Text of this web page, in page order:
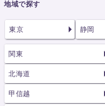
地域で探す
東京 静岡
関東
北海道
甲信越